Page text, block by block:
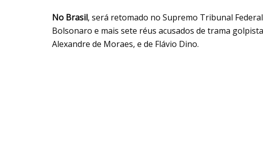
No Brasil, será retomado no Supremo Tribunal
Bolsonaro e mais sete réus acusados de trama
Alexandre de Moraes, e de Flávio Dino.